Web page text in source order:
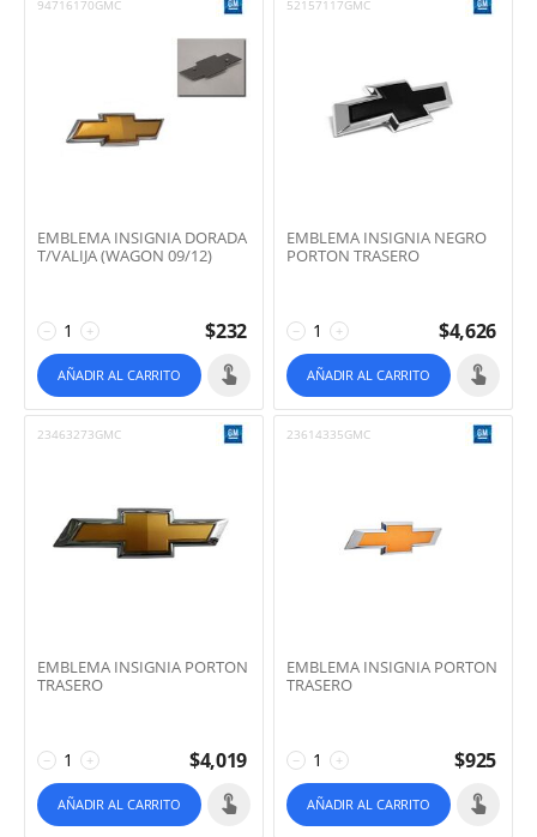
94716170GMC
EMBLEMA INSIGNIA DORADA
T/VALIJA (WAGON 09/12)
+
− $232
AÑADIR AL CARRITO
52157117GMC
EMBLEMA INSIGNIA NEGRO
PORTON TRASERO
+
− $4,626
AÑADIR AL CARRITO
23463273GMC
EMBLEMA INSIGNIA PORTON
TRASERO
+
− $4,019
AÑADIR AL CARRITO
23614335GMC
EMBLEMA INSIGNIA PORTON
TRASERO
+
− $925
AÑADIR AL CARRITO